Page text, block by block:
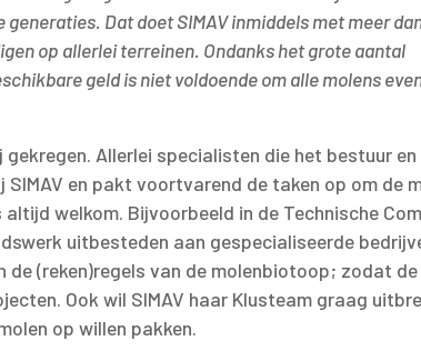
Dat doet SIMAV inmiddels met meer
op allerlei terreinen. Ondanks het grote aantal
geld is niet voldoende om alle molens
Allerlei specialisten die het bestuur en
en pakt voortvarend de taken op om de
welkom. Bijvoorbeeld in de Technische
uitbesteden aan gespecialiseerde
(reken)regels van de molenbiotoop; zodat de
Ook wil SIMAV haar Klusteam graag
op willen pakken.